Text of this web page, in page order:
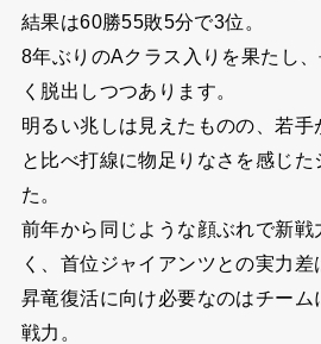
結果は60勝55敗5分で3位。
8年ぶりのAクラス入りを果たし
く脱出しつつあります。
明るい兆しは見えたものの、若
と比べ打線に物足りなさを感じ
た。
前年から同じような顔ぶれで新
く、首位ジャイアンツとの実力差
昇竜復活に向け必要なのはチー
戦力。